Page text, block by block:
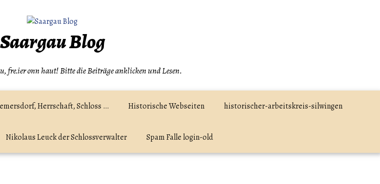
Saargau Blog
fre.ier onn haut! Bitte die Beiträge anklicken und Lesen.
Herrschaft, Schloss … Historische Webseiten historischer-arbeitskreis-silwingen
Nikolaus Leuck der Schlossverwalter Spam Falle login-old